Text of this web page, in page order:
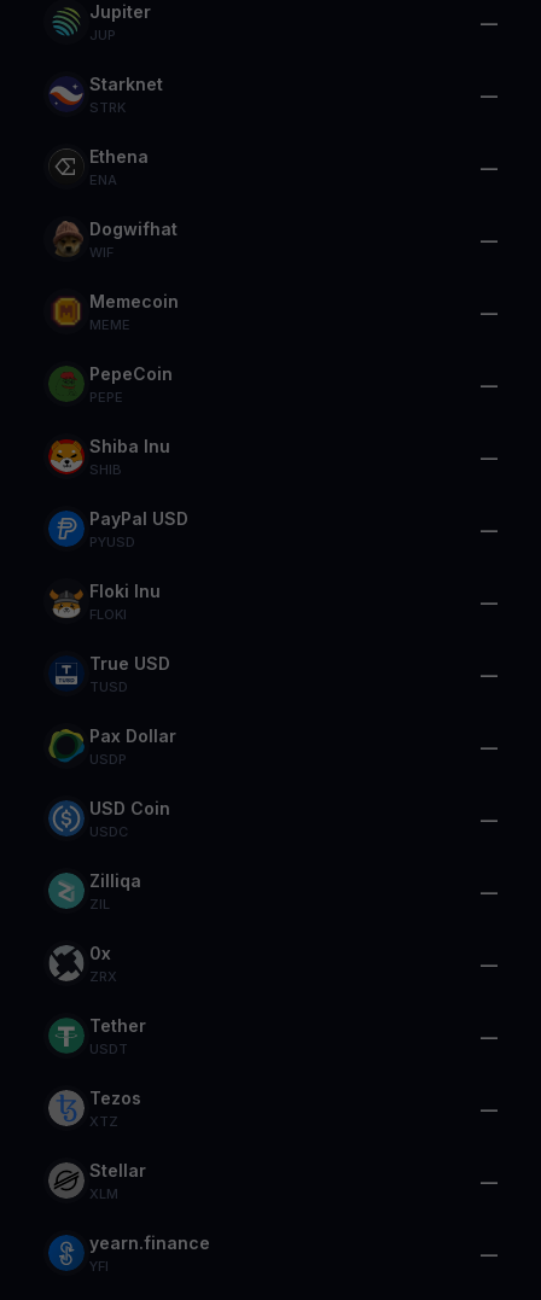
Jupiter
JUP
—
Starknet
STRK
—
Ethena
ENA
—
Dogwifhat
WIF
—
Memecoin
MEME
—
PepeCoin
PEPE
—
Shiba Inu
SHIB
—
PayPal USD
PYUSD
—
Floki Inu
FLOKI
—
True USD
TUSD
—
Pax Dollar
USDP
—
USD Coin
USDC
—
Zilliqa
ZIL
—
0x
ZRX
—
Tether
USDT
—
Tezos
XTZ
—
Stellar
XLM
—
yearn.finance
YFI
—